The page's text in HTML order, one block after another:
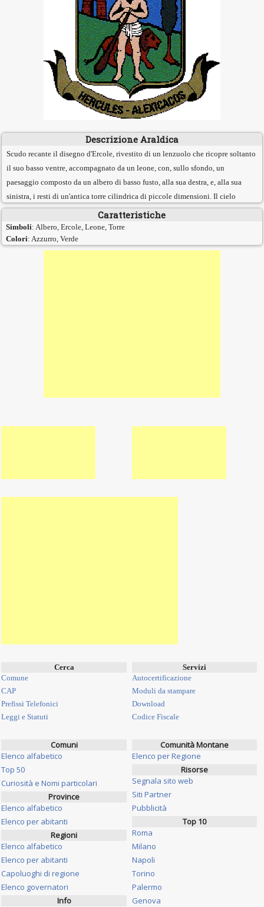
Descrizione Araldica
Scudo recante il disegno d'Ercole, rivestito di un lenzuolo che ricopre soltanto
il suo basso ventre, accompagnato da un leone, con, sullo sfondo, un
paesaggio composto da un albero di basso fusto, alla sua destra, e, alla sua
sinistra, i resti di un'antica torre cilindrica di piccole dimensioni. Il cielo
Caratteristiche
Simboli: Albero, Ercole, Leone, Torre
Colori: Azzurro, Verde
Cerca
Comune
CAP
Prefissi Telefonici
Leggi e Statuti
Servizi
Autocertificazione
Moduli da stampare
Download
Codice Fiscale
Comuni
Elenco alfabetico
Top 50
Curiosità e Nomi particolari
Province
Elenco alfabetico
Elenco per abitanti
Regioni
Elenco alfabetico
Elenco per abitanti
Capoluoghi di regione
Elenco governatori
Info
Comunità Montane
Elenco per Regione
Risorse
Segnala sito web
Siti Partner
Pubblicità
Top 10
Roma
Milano
Napoli
Torino
Palermo
Genova